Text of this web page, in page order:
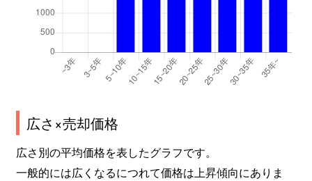
広さ×売却価格
広さ別の平均価格を表したグラフです。
一般的には広くなるにつれて価格は上昇傾向にありま